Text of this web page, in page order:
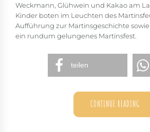
Weckmann, Glühwein und Kakao am
Kinder boten im Leuchten des
Aufführung zur Martinsgeschichte
ein rundum gelungenes Martinsfest.
teilen
CONTINUE READING